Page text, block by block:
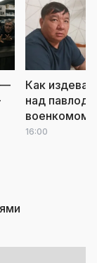
—
Как
над
военкомом
16:00